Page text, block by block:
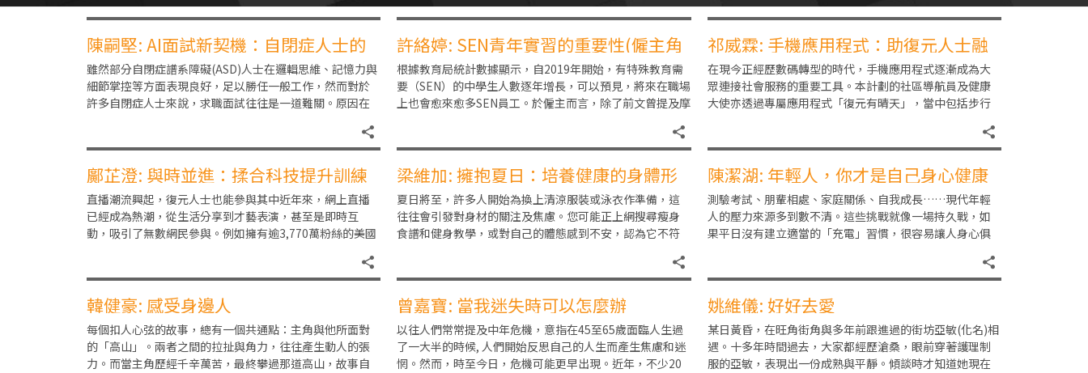
陳嗣堅: AI面試新契機：自閉症人士的
公平求職之路
雖然部分自閉症譜系障礙(ASD)人士在邏輯思維、記憶力與
細節掌控等方面表現良好，足以勝任一般工作，然而對於
許多自閉症人士來說，求職面試往往是一道難關。原因在
許絡婷: SEN青年實習的重要性(僱主角
度)
根據教育局統計數據顯示，自2019年開始，有特殊教育需
要（SEN）的中學生人數逐年增長，可以預見，將來在職場
上也會愈來愈多SEN員工。於僱主而言，除了前文曾提及摩
祁威霖: 手機應用程式：助復元人士融
入社區的新工具
在現今正經歷數碼轉型的時代，手機應用程式逐漸成為大
眾連接社會服務的重要工具。本計劃的社區導航員及健康
大使亦透過專屬應用程式「復元有晴天」，當中包括步行
鄺芷澄: 與時並進：揉合科技提升訓練
體驗
直播潮流興起，復元人士也能參與其中近年來，網上直播
已經成為熱潮，從生活分享到才藝表演，甚至是即時互
動，吸引了無數網民參與。例如擁有逾3,770萬粉絲的美國
梁維加: 擁抱夏日：培養健康的身體形
象
夏日將至，許多人開始為換上清涼服裝或泳衣作準備，這
往往會引發對身材的關注及焦慮。您可能正上網搜尋瘦身
食譜和健身教學，或對自己的體態感到不安，認為它不符
陳潔湖: 年輕人，你才是自己身心健康
的CEO！
測驗考試、朋輩相處、家庭關係、自我成長……現代年輕
人的壓力來源多到數不清。這些挑戰就像一場持久戰，如
果平日沒有建立適當的「充電」習慣，很容易讓人身心俱
韓健豪: 感受身邊人
每個扣人心弦的故事，總有一個共通點：主角與他所面對
的「高山」。兩者之間的拉扯與角力，往往產生動人的張
力。而當主角歷經千辛萬苦，最終攀過那道高山，故事自
曾嘉寶: 當我迷失時可以怎麼辦
以往人們常常提及中年危機，意指在45至65歲面臨人生過
了一大半的時候, 人們開始反思自己的人生而產生焦慮和迷
惘。然而，時至今日，危機可能更早出現。近年，不少20
姚維儀: 好好去愛
某日黃昏，在旺角街角與多年前跟進過的街坊亞敏(化名)相
遇。十多年時間過去，大家都經歷滄桑，眼前穿著護理制
服的亞敏，表現出一份成熟與平靜。傾談時才知道她現在